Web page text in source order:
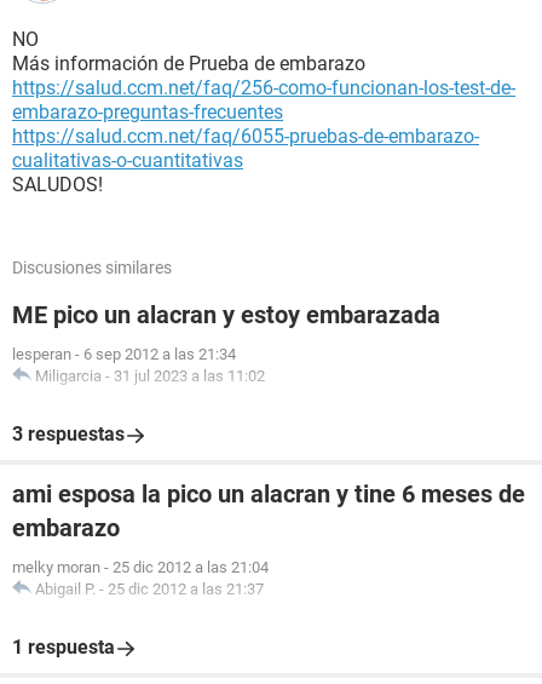
NO
Más información de Prueba de embarazo
https://salud.ccm.net/faq/256-como-funcionan-los-test-de-
embarazo-preguntas-frecuentes
https://salud.ccm.net/faq/6055-pruebas-de-embarazo-
cualitativas-o-cuantitativas
SALUDOS!
Discusiones similares
ME pico un alacran y estoy embarazada
lesperan - 6 sep 2012 a las 21:34
Miligarcia - 31 jul 2023 a las 11:02
3 respuestas
ami esposa la pico un alacran y tine 6 meses de
embarazo
melky moran - 25 dic 2012 a las 21:04
Abigail P. - 25 dic 2012 a las 21:37
1 respuesta